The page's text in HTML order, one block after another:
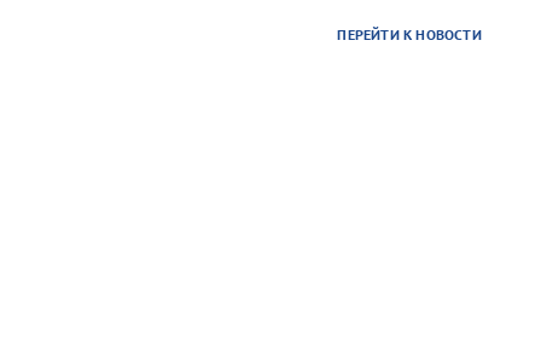
ПЕРЕЙТИ К НОВОСТИ